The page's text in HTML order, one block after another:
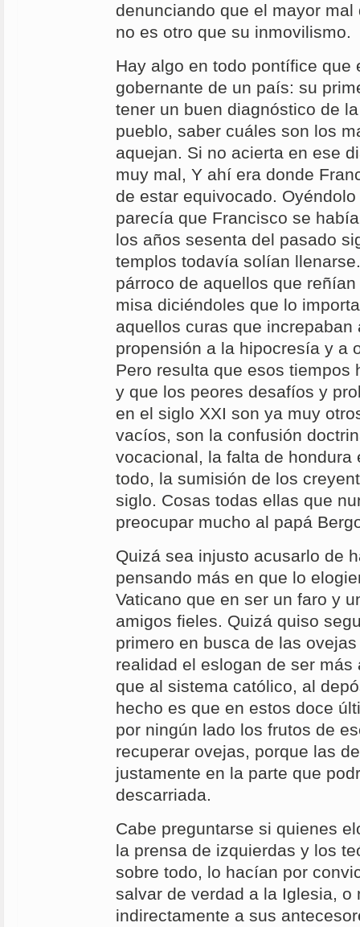
denunciando que el mayor
no es otro que su inmovilismo.
Hay algo en todo pontífice que
gobernante de un país: su
tener un buen diagnóstico de
pueblo, saber cuáles son los
aquejan. Si no acierta en ese
muy mal, Y ahí era donde
de estar equivocado.
parecía que Francisco se
los años sesenta del pasado
templos todavía solían
párroco de aquellos que
misa diciéndoles que lo
aquellos curas que
propensión a la hipocresía y a
Pero resulta que esos tiempos
y que los peores desafíos y
en el siglo XXI son ya muy
vacíos, son la confusión
vocacional, la falta de hondura
todo, la sumisión de los
siglo. Cosas todas ellas que
preocupar mucho al papá
Quizá sea injusto acusarlo de
pensando más en que lo
Vaticano que en ser un faro y
amigos fieles. Quizá quiso
primero en busca de las
realidad el eslogan de ser más
que al sistema católico, al
hecho es que en estos doce
por ningún lado los frutos de
recuperar ovejas, porque las
justamente en la parte que
descarriada.
Cabe preguntarse si quienes
la prensa de izquierdas y los
sobre todo, lo hacían por
salvar de verdad a la Iglesia, o
indirectamente a sus